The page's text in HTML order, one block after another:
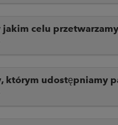
jakim celu
którym udostępniamy